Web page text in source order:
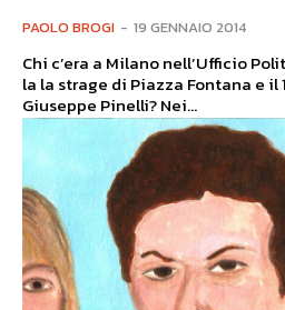
PAOLO BROGI - 19 GENNAIO 2014
Chi c’era a Milano nell’Ufficio
la la strage di Piazza Fontana e il
Giuseppe Pinelli? Nei...